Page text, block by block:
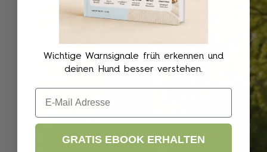
Wichtige Warnsignale früh erkennen und
deinen Hund besser verstehen.
Email
GRATIS EBOOK ERHALTEN